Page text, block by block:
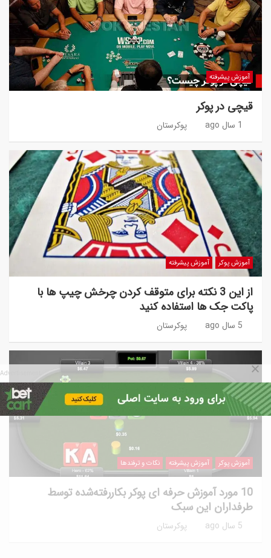
آموزش پیشرفته
قیچی در پوکر
1 سال ago پوکرستان
آموزش پوکر آموزش پیشرفته
از این 3 نکته برای متوقف کردن چرخش چیپ ها با
پاکت جک ها استفاده کنید
5 سال ago پوکرستان
آموزش پوکر آموزش پیشرفته نکات و ترفندها
10 مورد آموزش حرفه ای پوکر بکاررفته‌شده توسط
طرفداران این سبک
5 سال ago پوکرستان
Advertisement